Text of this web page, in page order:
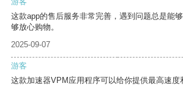
这款app的售后服务非常完善，遇到问题总是能
够放心购物。
2025-09-07
游客
这款加速器VPM应用程序可以给你提供最高速度